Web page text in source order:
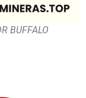
BUFFALO